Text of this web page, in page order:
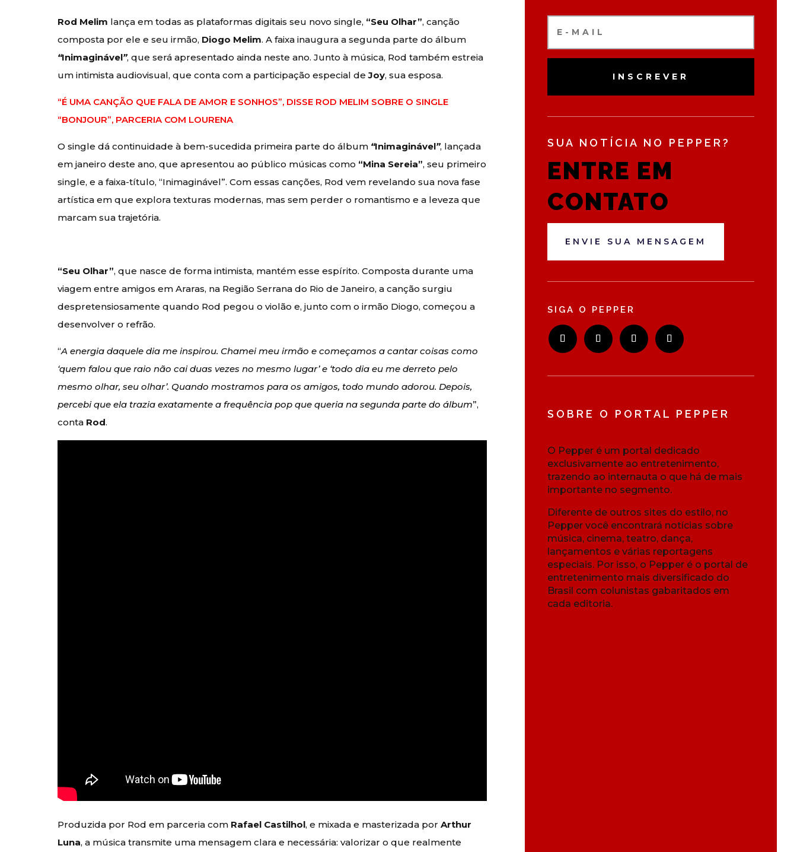
Rod Melim lança em todas as plataformas digitais seu novo single, “Seu Olhar”, canção
composta por ele e seu irmão, Diogo Melim. A faixa inaugura a segunda parte do álbum
“Inimaginável”, que será apresentado ainda neste ano. Junto à música, Rod também estreia
um intimista audiovisual, que conta com a participação especial deJoy, sua esposa.
“É UMA CANÇÃO QUE FALA DE AMOR E SONHOS”, DISSE ROD MELIM SOBRE O SINGLE
“BONJOUR”, PARCERIA COM LOURENA
O single dá continuidade à bem-sucedida primeira parte do álbum “Inimaginável”, lançada
em janeiro deste ano, que apresentou ao público músicas como “Mina Sereia”, seu primeiro
single, e a faixa-título, “Inimaginável”. Com essas canções, Rod vem revelando sua nova fase
artística em que explora texturas modernas, mas sem perder o romantismo e a leveza que
marcam sua trajetória.
“Seu Olhar”, que nasce de forma intimista, mantém esse espírito. Composta durante uma
viagem entre amigos em Araras, na Região Serrana do Rio de Janeiro, a canção surgiu
despretensiosamente quando Rod pegou o violão e, junto com o irmão Diogo, começou a
desenvolver o refrão.
“A energia daquele dia me inspirou. Chamei meu irmão e começamos a cantar coisas como
‘quem falou que raio não cai duas vezes no mesmo lugar’ e ‘todo dia eu me derreto pelo
mesmo olhar, seu olhar’. Quando mostramos para os amigos, todo mundo adorou. Depois,
percebi que ela trazia exatamente a frequência pop que queria na segunda parte do álbum”,
conta Rod.
Produzida por Rod em parceria com Rafael Castilhol, e mixada e masterizada porArthur
Luna, a música transmite uma mensagem clara e necessária: valorizar o que realmente
INSCREVER
SUA NOTÍCIA NO PEPPER?
ENTRE EM
CONTATO
ENVIE SUA MENSAGEM
SIGA O PEPPER
SOBRE O PORTAL PEPPER
O Pepper é um portal dedicado
exclusivamente ao entretenimento,
trazendo ao internauta o que há de mais
importante no segmento.
Diferente de outros sites do estilo, no
Pepper você encontrará notícias sobre
música, cinema, teatro, dança,
lançamentos e várias reportagens
especiais. Por isso, o Pepper é o portal de
entretenimento mais diversificado do
Brasil com colunistas gabaritados em
cada editoria.